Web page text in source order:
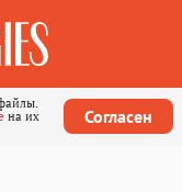
на их
Согласен